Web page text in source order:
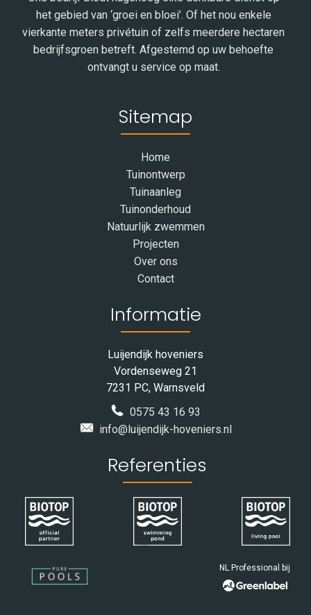
het gebied van ‘groei en bloei’. Of het nou enkele
vierkante meters privétuin of zelfs meerdere hectaren
bedrijfsgroen betreft. Afgestemd op uw behoefte
ontvangt u service op maat.
Sitemap
Home
Tuinontwerp
Tuinaanleg
Tuinonderhoud
Natuurlijk zwemmen
Projecten
Over ons
Contact
Informatie
Luijendijk hoveniers
Vordenseweg 21
7231 PC, Warnsveld
0575 43 16 93
info@luijendijk-hoveniers.nl
Referenties
NL Professional bij